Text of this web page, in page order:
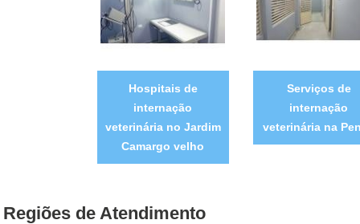
Hospitais de
internação
veterinária no Jardim
Camargo velho
Serviços de
internação
veterinária na
Regiões de Atendimento